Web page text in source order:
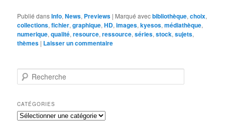
Publié dansInfo,News, Previews | Marqué avecbibliothèque,choix,
collections,fichier,graphique,HD,images,kyesos,médiathèque,
numerique,qualité,resource,ressource,séries,stock,sujets,
thèmes | Laisser un commentaire
e
h
e
r
CATÉGORIES
Catégories